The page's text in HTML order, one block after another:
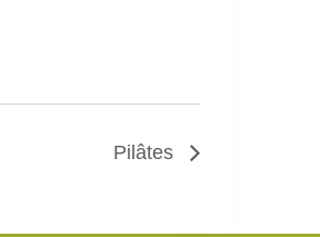
Pilâtes